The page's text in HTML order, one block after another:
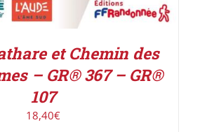
et Chemin des
– GR® 367 – GR®
107
18,40€